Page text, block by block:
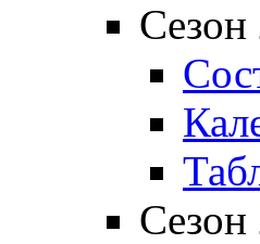
Сезон
Сезон